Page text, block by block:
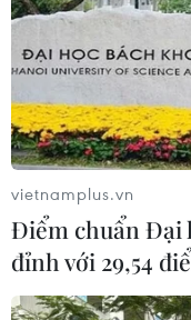
Hai bên cũng trao
trong đó có vấn đề
vietnamplus.vn
Điểm chuẩn Đại
đỉnh với 29,54